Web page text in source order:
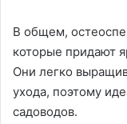
В общем,
которые придают
Они легко
ухода, поэтому
садоводов.